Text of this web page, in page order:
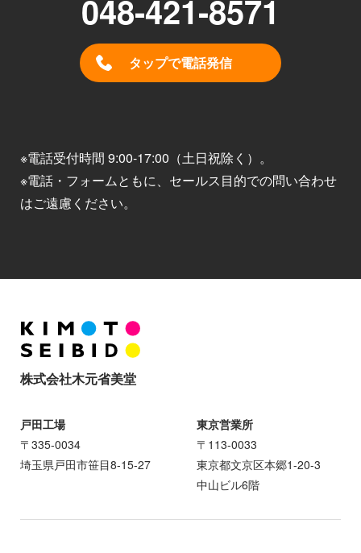
048-421-8571
タップで電話発信
※電話受付時間 9:00-17:00（土日祝除く）。
※電話・フォームともに、セールス目的での問い合わせ
はご遠慮ください。
株式会社木元省美堂
戸田工場
〒335-0034
埼玉県戸田市笹目8-15-27
東京営業所
〒113-0033
東京都文京区本郷1-20-3
中山ビル6階